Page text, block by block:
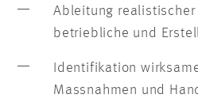
Ableitung
betriebliche und
Identifikation
Massnahmen und